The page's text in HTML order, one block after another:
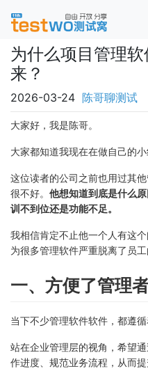
为什么项目管理
来？
2026-03-24 陈哥聊测试
大家好，我是陈哥。
大家都知道我现在在做自己的
这位读者的公司之前也用过其
很不好。 他想知道到底是什么
训不到位还是功能不足。
我相信肯定不止他一个人有这
为很多管理软件严重脱离了员工
一、方便了管理
当下不少管理软件软件，都遵循
站在企业管理层的视角，希望
作进度、规范业务流程，从而